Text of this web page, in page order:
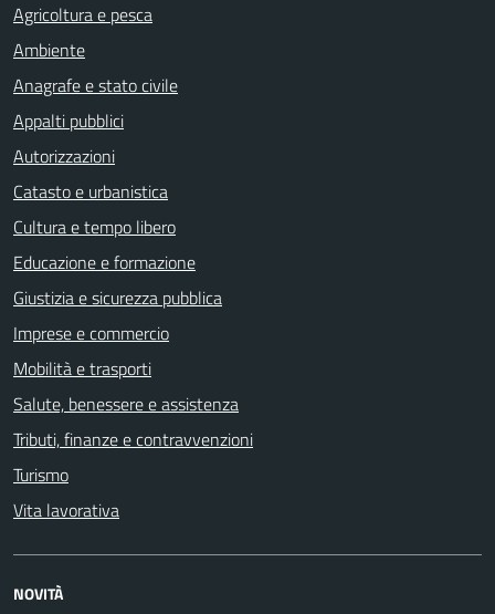
Agricoltura e pesca
Ambiente
Anagrafe e stato civile
Appalti pubblici
Autorizzazioni
Catasto e urbanistica
Cultura e tempo libero
Educazione e formazione
Giustizia e sicurezza pubblica
Imprese e commercio
Mobilità e trasporti
Salute, benessere e assistenza
Tributi, finanze e contravvenzioni
Turismo
Vita lavorativa
NOVITÀ